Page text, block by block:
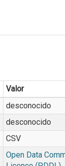
Valor
desconocido
desconocido
CSV
Open Data